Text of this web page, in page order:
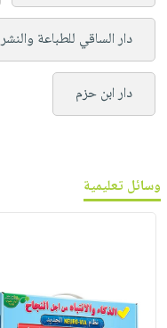
دار الساقي للطباعة والنشر
دار ابن حزم
وسائل تعليمية